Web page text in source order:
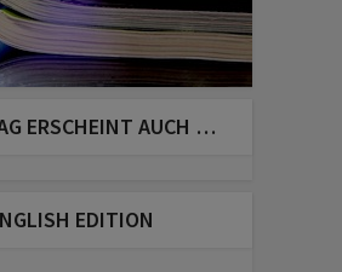
ERSCHEINT AUCH …
EDITION